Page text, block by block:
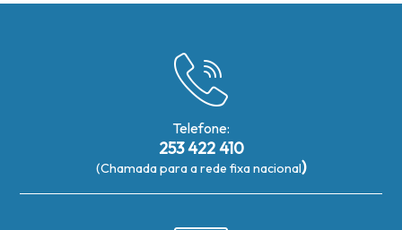
Telefone:
253 422 410
(Chamada para a rede fixa nacional)